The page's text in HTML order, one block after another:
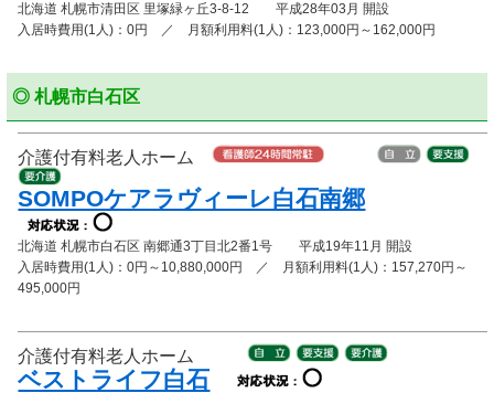
北海道 札幌市清田区 里塚緑ヶ丘3-8-12 平成28年03月 開設
入居時費用(1人)：0円 ／ 月額利用料(1人)：123,000円～162,000円
◎ 札幌市白石区
介護付有料老人ホーム
SOMPOケアラヴィーレ白石南郷
北海道 札幌市白石区 南郷通3丁目北2番1号 平成19年11月 開設
入居時費用(1人)：0円～10,880,000円 ／ 月額利用料(1人)：157,270円～
495,000円
介護付有料老人ホーム
ベストライフ白石